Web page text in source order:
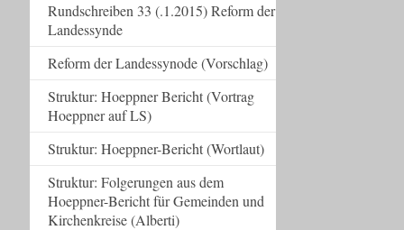
Rundschreiben 33 (.1.2015) Reform der
Landessynde
Reform der Landessynode (Vorschlag)
Struktur: Hoeppner Bericht (Vortrag
Hoeppner auf LS)
Struktur: Hoeppner-Bericht (Wortlaut)
Struktur: Folgerungen aus dem
Hoeppner-Bericht für Gemeinden und
Kirchenkreise (Alberti)